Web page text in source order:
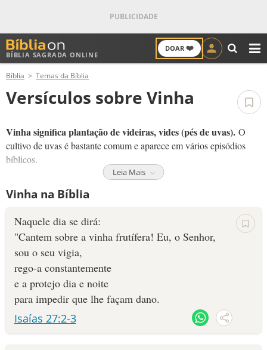
BÍBLIA SAGRADA ONLINE
DOAR ❤️
ANTIGO TESTAMENTO
VERSÍCULOS
PALAVRA DO DIA
SALMO DO DIA
DEVOCIONAL DIÁRIO
10 MANDAMENTOS
ESTUDOS BÍBLICOS
Bíblia Temas da Bíblia
Versículos sobre Vinha
Vinha significa plantação de videiras, vides (pés de uvas). O
cultivo de uvas é bastante comum e aparece em vários episódios
bíblicos.
ora aparece no sentido literal, ora no figurado.
Nesta segunda representação, o povo de Deus foi comparado a uma
produziu frutos ruins.
Em vez de obter a colheita esperada (amor, obediência, gratidão,
adoração, serviço, etc), Deus encontrou uvas azedas e imprestáveis
(injustiça, desobediência, idolatria, ódio, indiferença, etc).
Jesus Cristo se auto revelou como aVideira verdadeira
15:1) e Deus Pai, o
que continua cuidando para que a
Sua Vinha (seu povo) esteja bem nutrida e forte em Jesus, para
Leia Mais
Vinha na Bíblia
Naquele dia se dirá:
"Cantem sobre a vinha frutífera! Eu, o Senhor,
sou o seu vigia,
rego-a constantemente
e a protejo dia e noite
para impedir que lhe façam dano.
Isaías 27:2-3